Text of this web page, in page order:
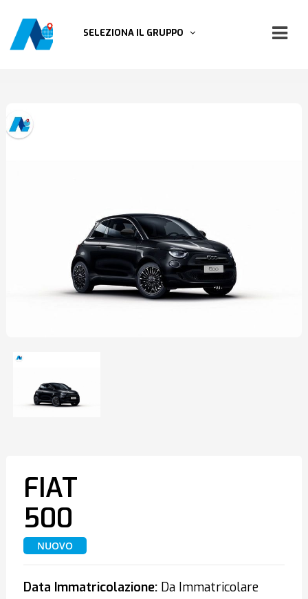
SELEZIONA IL GRUPPO
FIAT
500
NUOVO
Data Immatricolazione:Da Immatricolare